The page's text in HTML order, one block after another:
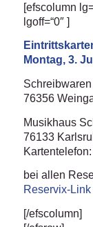
[efscolumn
lgoff=“0″ ]
Montag, 3.
76356
Musikhaus
76133
bei allen
Reservix-
[/efscolumn]